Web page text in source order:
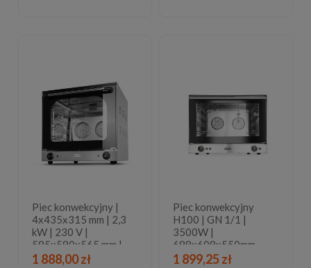
Piec konwekcyjny |
4x435x315 mm | 2,3
kW | 230 V |
595x590x565 mm |
RQCOA443
1 888,00 zł
Piec konwekcyjny
H100 | GN 1/1 |
3500W |
699x608x550mm
1 899,25 zł